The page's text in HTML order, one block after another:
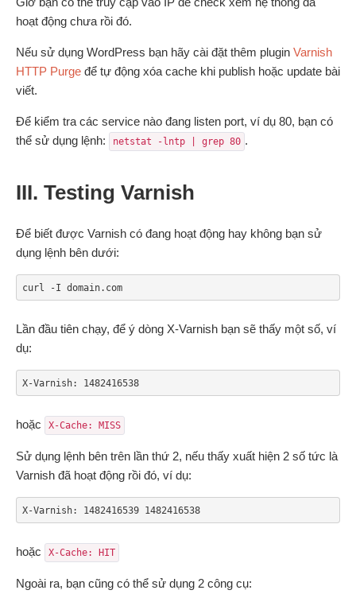
hoạt động chưa rồi đó.
Nếu sử dụng WordPress bạn hãy cài đặt thêm plugin Varnish
HTTP Purge để tự động xóa cache khi publish hoặc update bài
viết.
Để kiểm tra các service nào đang listen port, ví dụ 80, bạn có
thể sử dụng lệnh:
netstat -lntp | grep 80 .
III. Testing Varnish
Để biết được Varnish có đang hoạt động hay không bạn sử
dụng lệnh bên dưới:
curl -I domain.com
Lần đầu tiên chạy, để ý dòng X-Varnish bạn sẽ thấy một số, ví
dụ:
X-Varnish: 1482416538
hoặc X-Cache: MISS
Sử dụng lệnh bên trên lần thứ 2, nếu thấy xuất hiện 2 số tức là
Varnish đã hoạt động rồi đó, ví dụ:
X-Varnish: 1482416539 1482416538
hoặc X-Cache: HIT
Ngoài ra, bạn cũng có thể sử dụng 2 công cụ: